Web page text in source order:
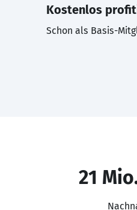
Kostenlos
Schon als Basis-
21